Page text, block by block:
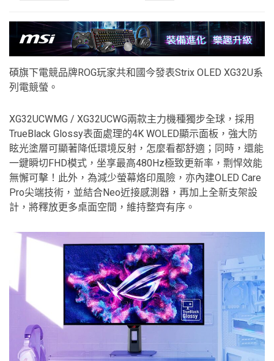
碩旗下電競品牌ROG玩家共和國今發表Strix OLED XG32U系
列電競螢。
XG32UCWMG / XG32UCWG兩款主力機種獨步全球，採用
TrueBlack Glossy表面處理的4K WOLED顯示面板，強大防
眩光塗層可顯著降低環境反射，怎麼看都舒適；同時，還能
一鍵瞬切FHD模式，坐享最高480Hz極致更新率，剽悍效能
無懈可擊！此外，為減少螢幕烙印風險，亦內建OLED Care
Pro尖端技術，並結合Neo近接感測器，再加上全新支架設
計，將釋放更多桌面空間，維持整齊有序。